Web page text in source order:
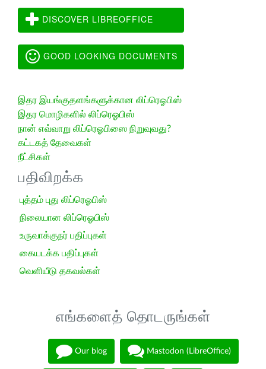
DISCOVER LIBREOFFICE
GOOD LOOKING DOCUMENTS
இதர இயங்குதளங்களுக்கான லிப்ரெஓபிஸ்
இதர மொழிகளில் லிப்ரெஓபிஸ்
நான் எவ்வாறு லிப்ரெஓபிஸை நிறுவுவது?
கட்டகத் தேவைகள்
நீட்சிகள்
பதிவிறக்க
புத்தம் புது லிப்ரெஓபிஸ்
நிலையான லிப்ரெஓபிஸ்
உருவாக்குநர் பதிப்புகள்
கையடக்க பதிப்புகள்
வெளியீடு தகவல்கள்
எங்களைத் தொடருங்கள்
Our blog Mastodon (LibreOffice)